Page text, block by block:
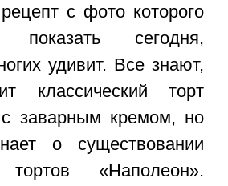
с фото которого
сегодня,
удивит. Все знают,
классический торт
заварным кремом, но
о существовании
тортов «Наполеон».